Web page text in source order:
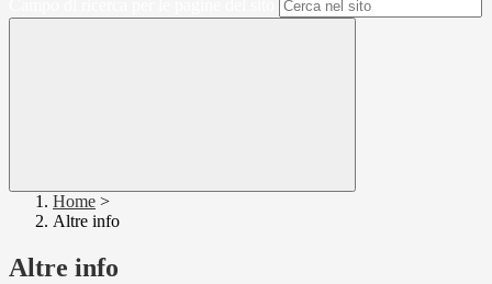
Home >
Altre info
Altre info